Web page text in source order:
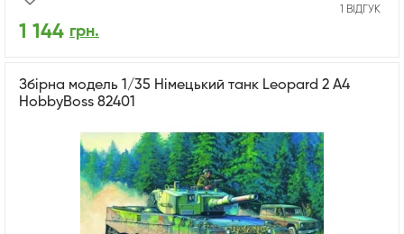
1 ВІДГУК
1 144 грн.
Збірна модель 1/35 Німецький танк Leopard 2 А4
HobbyBoss 82401